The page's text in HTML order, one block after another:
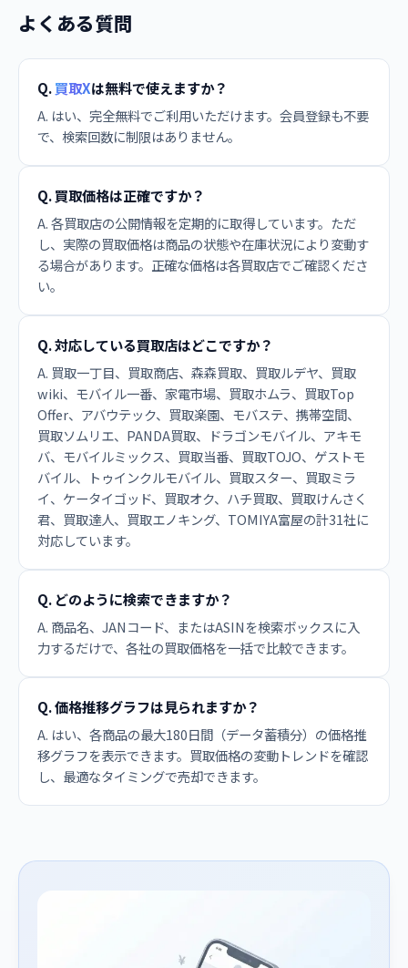
よくある質問
Q.買取Xは無料で使えますか？
A. はい、完全無料でご利用いただけます。会員登録も不要
で、検索回数に制限はありません。
Q. 買取価格は正確ですか？
A. 各買取店の公開情報を定期的に取得しています。ただ
し、実際の買取価格は商品の状態や在庫状況により変動す
る場合があります。正確な価格は各買取店でご確認くださ
い。
Q. 対応している買取店はどこですか？
A. 買取一丁目、買取商店、森森買取、買取ルデヤ、買取
wiki、モバイル一番、家電市場、買取ホムラ、買取Top
Offer、アバウテック、買取楽園、モバステ、携帯空間、
買取ソムリエ、PANDA買取、ドラゴンモバイル、アキモ
バ、モバイルミックス、買取当番、買取TOJO、ゲストモ
バイル、トゥインクルモバイル、買取スター、買取ミラ
イ、ケータイゴッド、買取オク、ハチ買取、買取けんさく
君、買取達人、買取エノキング、TOMIYA富屋の計31社に
対応しています。
Q. どのように検索できますか？
A. 商品名、JANコード、またはASINを検索ボックスに入
力するだけで、各社の買取価格を一括で比較できます。
Q. 価格推移グラフは見られますか？
A. はい、各商品の最大180日間（データ蓄積分）の価格推
移グラフを表示できます。買取価格の変動トレンドを確認
し、最適なタイミングで売却できます。